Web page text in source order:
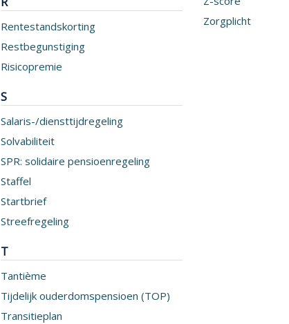
Rentestandskorting
Restbegunstiging
Risicopremie
S
Salaris-/diensttijdregeling
Solvabiliteit
SPR: solidaire pensioenregeling
Staffel
Startbrief
Streefregeling
T
Tantième
Tijdelijk ouderdomspensioen (TOP)
Transitieplan
Zorgplicht